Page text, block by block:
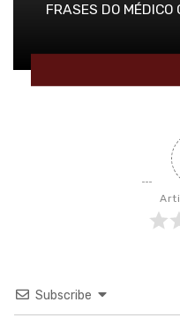
FRASES DO MÉDICO
Subscribe